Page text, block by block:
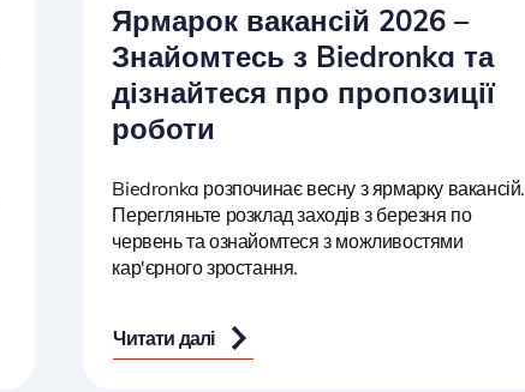
Ярмарок вакансій 2026 –
Знайомтесь з Biedronka та
дізнайтеся про пропозиції
роботи
Biedronka розпочинає весну з ярмарку вакансій.
Перегляньте розклад заходів з березня по
червень та ознайомтеся з можливостями
кар'єрного зростання.
Читати далі